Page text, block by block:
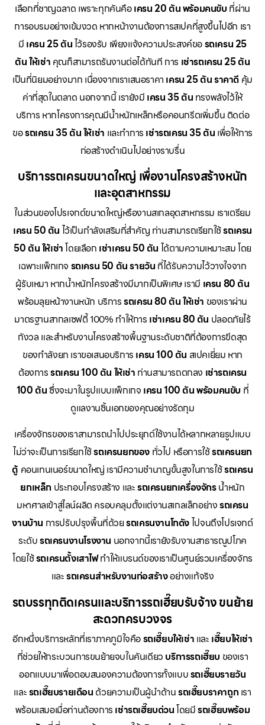
เลือกที่ชาญฉลาด เพราะทุกคันคือเครน 20 ตัน พร้อมคนขับ ที่ผ่าน
การอบรมอย่างเข้มงวด หากหน้างานต้องการสเปคที่สูงขึ้นไปอีก เรา
มี เครน 25 ตันไว้รองรับ เพียงแจ้งความประสงค์ขอรถเครน 25
ตัน ให้เช่า คุณก็สามารถรันงานต่อได้ทันที การ เช่ารถเครน 25 ตัน
เป็นที่นิยมอย่างมาก เนื่องจากเราเสนอราคา เครน 25 ตัน ราคาดี คุ้ม
ค่าที่สุดในตลาด นอกจากนี้ เรายังมี เครน 35 ตัน ทรงพลังไว้ให้
บริการ หากโครงการคุณมีน้ำหนักเหล็กหรือคอนกรีตเพิ่มขึ้น ติดต่อ
ขอรถเครน 35 ตัน ให้เช่า และทำการ เช่ารถเครน 35 ตัน เพื่อให้การ
ก่อสร้างดำเนินไปอย่างราบรื่น
บริการรถเครนขนาดใหญ่ เพื่องานโครงสร้างหนัก
และอุตสาหกรรม
ในส่วนของโปรเจกต์ขนาดใหญ่หรืองานสเกลอุตสาหกรรม เราเตรียม
เครน 50 ตัน ไว้เป็นกำลังเสริมที่สำคัญ ท่านสามารถเรียกใช้รถเครน
50 ตัน ให้เช่าโดยเลือก เช่าเครน 50 ตัน ได้ตามความเหมาะสม โดย
เฉพาะแพ็กเกจ รถเครน 50 ตัน รายวัน ที่ได้รับความไว้วางใจจาก
ผู้รับเหมา หากน้ำหนักโครงสร้างมีมากเป็นพิเศษ เรามี เครน 80 ตัน
พร้อมลุยหน้างานหนัก บริการรถเครน 80 ตัน ให้เช่า ของเราผ่าน
มาตรฐานสากลเซฟตี้ 100% ทำให้การ เช่าเครน 80 ตัน ปลอดภัยไร้
กังวล และสำหรับงานโครงสร้างพื้นฐานระดับชาติที่ต้องการขีดสุด
ของกำลังยก เราขอเสนอบริการ เครน 100 ตัน สเปคเยี่ยม หาก
ต้องการรถเครน 100 ตัน ให้เช่า ท่านสามารถตกลง เช่ารถเครน
100 ตันซึ่งจะมาในรูปแบบแพ็กเกจ เครน 100 ตัน พร้อมคนขับ ที่
ดูแลงานชิ้นเอกของคุณอย่างรัดกุม
เครื่องจักรของเราสามารถนำไปประยุกต์ใช้งานได้หลากหลายรูปแบบ
ไม่ว่าจะเป็นการเรียกใช้รถเครนยกของ ทั่วไป หรือการใช้รถเครนยก
ตู้ คอนเทนเนอร์ขนาดใหญ่ เรามีความชำนาญขั้นสูงในการใช้รถเครน
ยกเหล็ก ประกอบโครงสร้าง และรถเครนยกเครื่องจักรน้ำหนัก
มหาศาลเข้าสู่ไลน์ผลิต ครอบคลุมตั้งแต่งานสเกลเล็กอย่างรถเครน
งานบ้าน การปรับปรุงพื้นที่ด้วยรถเครนงานโกดังไปจนถึงโปรเจกต์
ระดับรถเครนงานโรงงาน นอกจากนี้เรายังรับงานสาธารณูปโภค
โดยใช้รถเครนตั้งเสาไฟทำให้แบรนด์ของเราเป็นศูนย์รวมเครื่องจักร
และรถเครนสำหรับงานก่อสร้างอย่างแท้จริง
รถบรรทุกติดเครนและบริการรถเฮี๊ยบรับจ้าง ขนย้าย
สะดวกครบวงจร
อีกหนึ่งบริการหลักที่เราภาคภูมิใจคือรถเฮี๊ยบให้เช่า และ เฮี๊ยบให้เช่า
ที่ช่วยให้กระบวนการขนย้ายจบในคันเดียว บริการรถเฮี๊ยบ ของเรา
ออกแบบมาเพื่อตอบสนองความต้องการทั้งแบบรถเฮี๊ยบรายวัน
และรถเฮี๊ยบรายเดือน ด้วยความเป็นผู้นำด้านรถเฮี๊ยบราคาถูกเรา
พร้อมเสมอเมื่อท่านต้องการ เช่ารถเฮี๊ยบด่วนโดยมีรถเฮี๊ยบพร้อม